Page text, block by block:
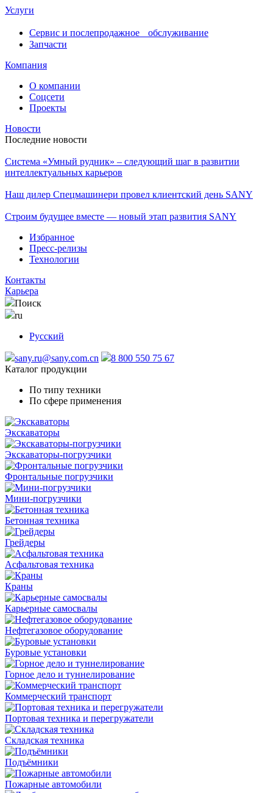
Услуги
Сервис и послепродажное обслуживание
Запчасти
Компания
О компании
Соцсети
Проекты
Новости
Последние новости
Система «Умный рудник» – следующий шаг в развитии
интеллектуальных карьеров
Наш дилер Спецмашинери провел клиентский день SANY
Строим будущее вместе — новый этап развития SANY
Избранное
Пресс-релизы
Технологии
Контакты
Карьера
Поиск
ru
Русский
sany.ru@sany.com.cn
8 800 550 75 67
Каталог продукции
По типу техники
По сфере применения
Экскаваторы
Экскаваторы-погрузчики
Фронтальные погрузчики
Мини-погрузчики
Бетонная техника
Грейдеры
Асфальтовая техника
Краны
Карьерные самосвалы
Нефтегазовое оборудование
Буровые установки
Горное дело и туннелирование
Коммерческий транспорт
Портовая техника и перегружатели
Складская техника
Подъёмники
Пожарные автомобили